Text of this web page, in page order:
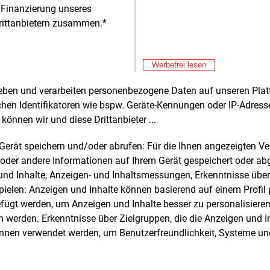
unseres
zusammen.*
Werbefrei lesen
und verarbeiten personenbezogene Daten auf unseren
Identifikatoren wie bspw. Geräte-Kennungen oder IP-
wir und diese Drittanbieter ...
speichern und/oder abrufen: Für die Ihnen angezeigten
andere Informationen auf Ihrem Gerät gespeichert oder
Inhalte, Anzeigen- und Inhaltsmessungen, Erkenntnisse
Anzeigen und Inhalte können basierend auf einem Profil
werden, um Anzeigen und Inhalte besser zu
werden. Erkenntnisse über Zielgruppen, die die Anzeigen und
verwendet werden, um Benutzerfreundlichkeit, Systeme
so dass Lüftungspläne erstellt
können.
mit dem Umweltbetrieb Bielefeld
die Stadtwerke an der Promenade der
seit einigen Monaten Sensoren
Grünflächenüberwachung im Einsatz.
Informationen über die
können auf diese Weise
werden.
Energieflüsse in Trafostationen des
werden überwacht. Rund
Euro hat der Versorger in den Aufbau
Netzes investiert.
Alle
E&M
E&M
E&M